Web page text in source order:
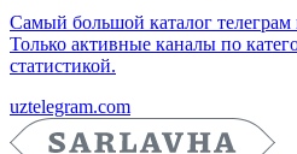
Самый большой каталог телеграм
Только активные каналы по
статистикой.
uztelegram.com